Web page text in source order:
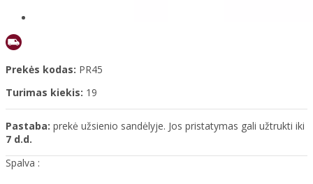
Prekės kodas: PR45
Turimas kiekis: 19
Pastaba: prekė užsienio sandėlyje. Jos pristatymas gali užtrukti iki
7 d.d.
Spalva :